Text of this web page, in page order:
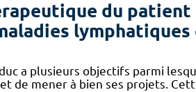
du patient
lymphatiques
a plusieurs objectifs parmi
de mener à bien ses projets.